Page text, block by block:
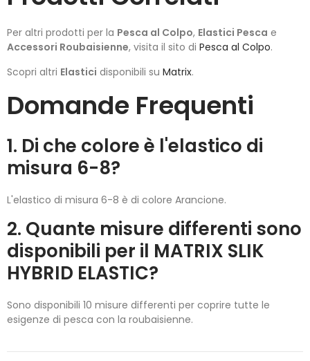
Per altri prodotti per la Pesca al Colpo, Elastici Pesca e
Accessori Roubaisienne, visita il sito di Pesca al Colpo.
Scopri altri Elastici disponibili su Matrix.
Domande Frequenti
1. Di che colore è l'elastico di
misura 6-8?
L'elastico di misura 6-8 è di colore Arancione.
2. Quante misure differenti sono
disponibili per il MATRIX SLIK
HYBRID ELASTIC?
Sono disponibili 10 misure differenti per coprire tutte le
esigenze di pesca con la roubaisienne.